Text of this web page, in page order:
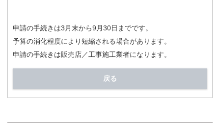
申請の手続きは3月末から9月30日までです。
予算の消化程度により短縮される場合があります。
申請の手続きは販売店／工事施工業者になります。
戻る